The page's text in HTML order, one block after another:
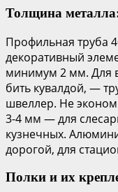
Толщина
Профильная труба
декоративный
минимум 2 мм. Для
бить кувалдой, —
швеллер. Не
3-4 мм — для
кузнечных.
дорогой, для
Полки и их